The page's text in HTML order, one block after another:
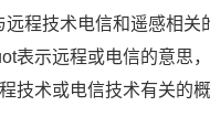
程技术电信和遥感相
表示远程或电信的意思
技术或电信技术有关的概